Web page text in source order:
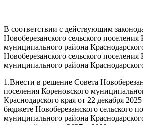
В соответствии с действующим
Новоберезанского сельского поселения
муниципального района
Новоберезанского сельского поселения
муниципального района
1.Внести в решение Совета
поселения Кореновского
Краснодарского края от 22 декабря
бюджете Новоберезанского сельского
муниципального района